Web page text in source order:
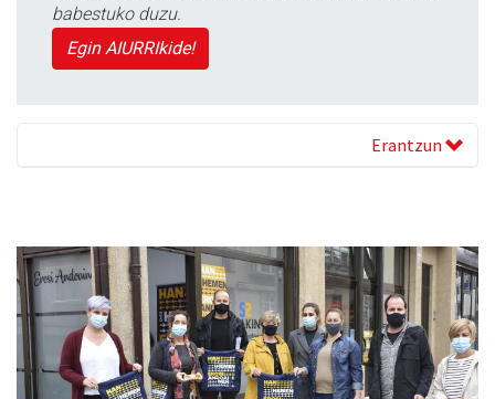
babestuko duzu.
Egin AIURRIkide!
Erantzun